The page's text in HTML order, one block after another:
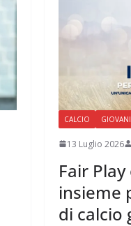
CALCIO
13 Luglio 2026
Fair
insieme
di calcio